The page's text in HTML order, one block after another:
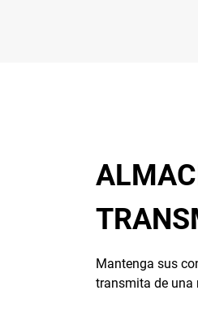
Mantenga sus
transmita de una